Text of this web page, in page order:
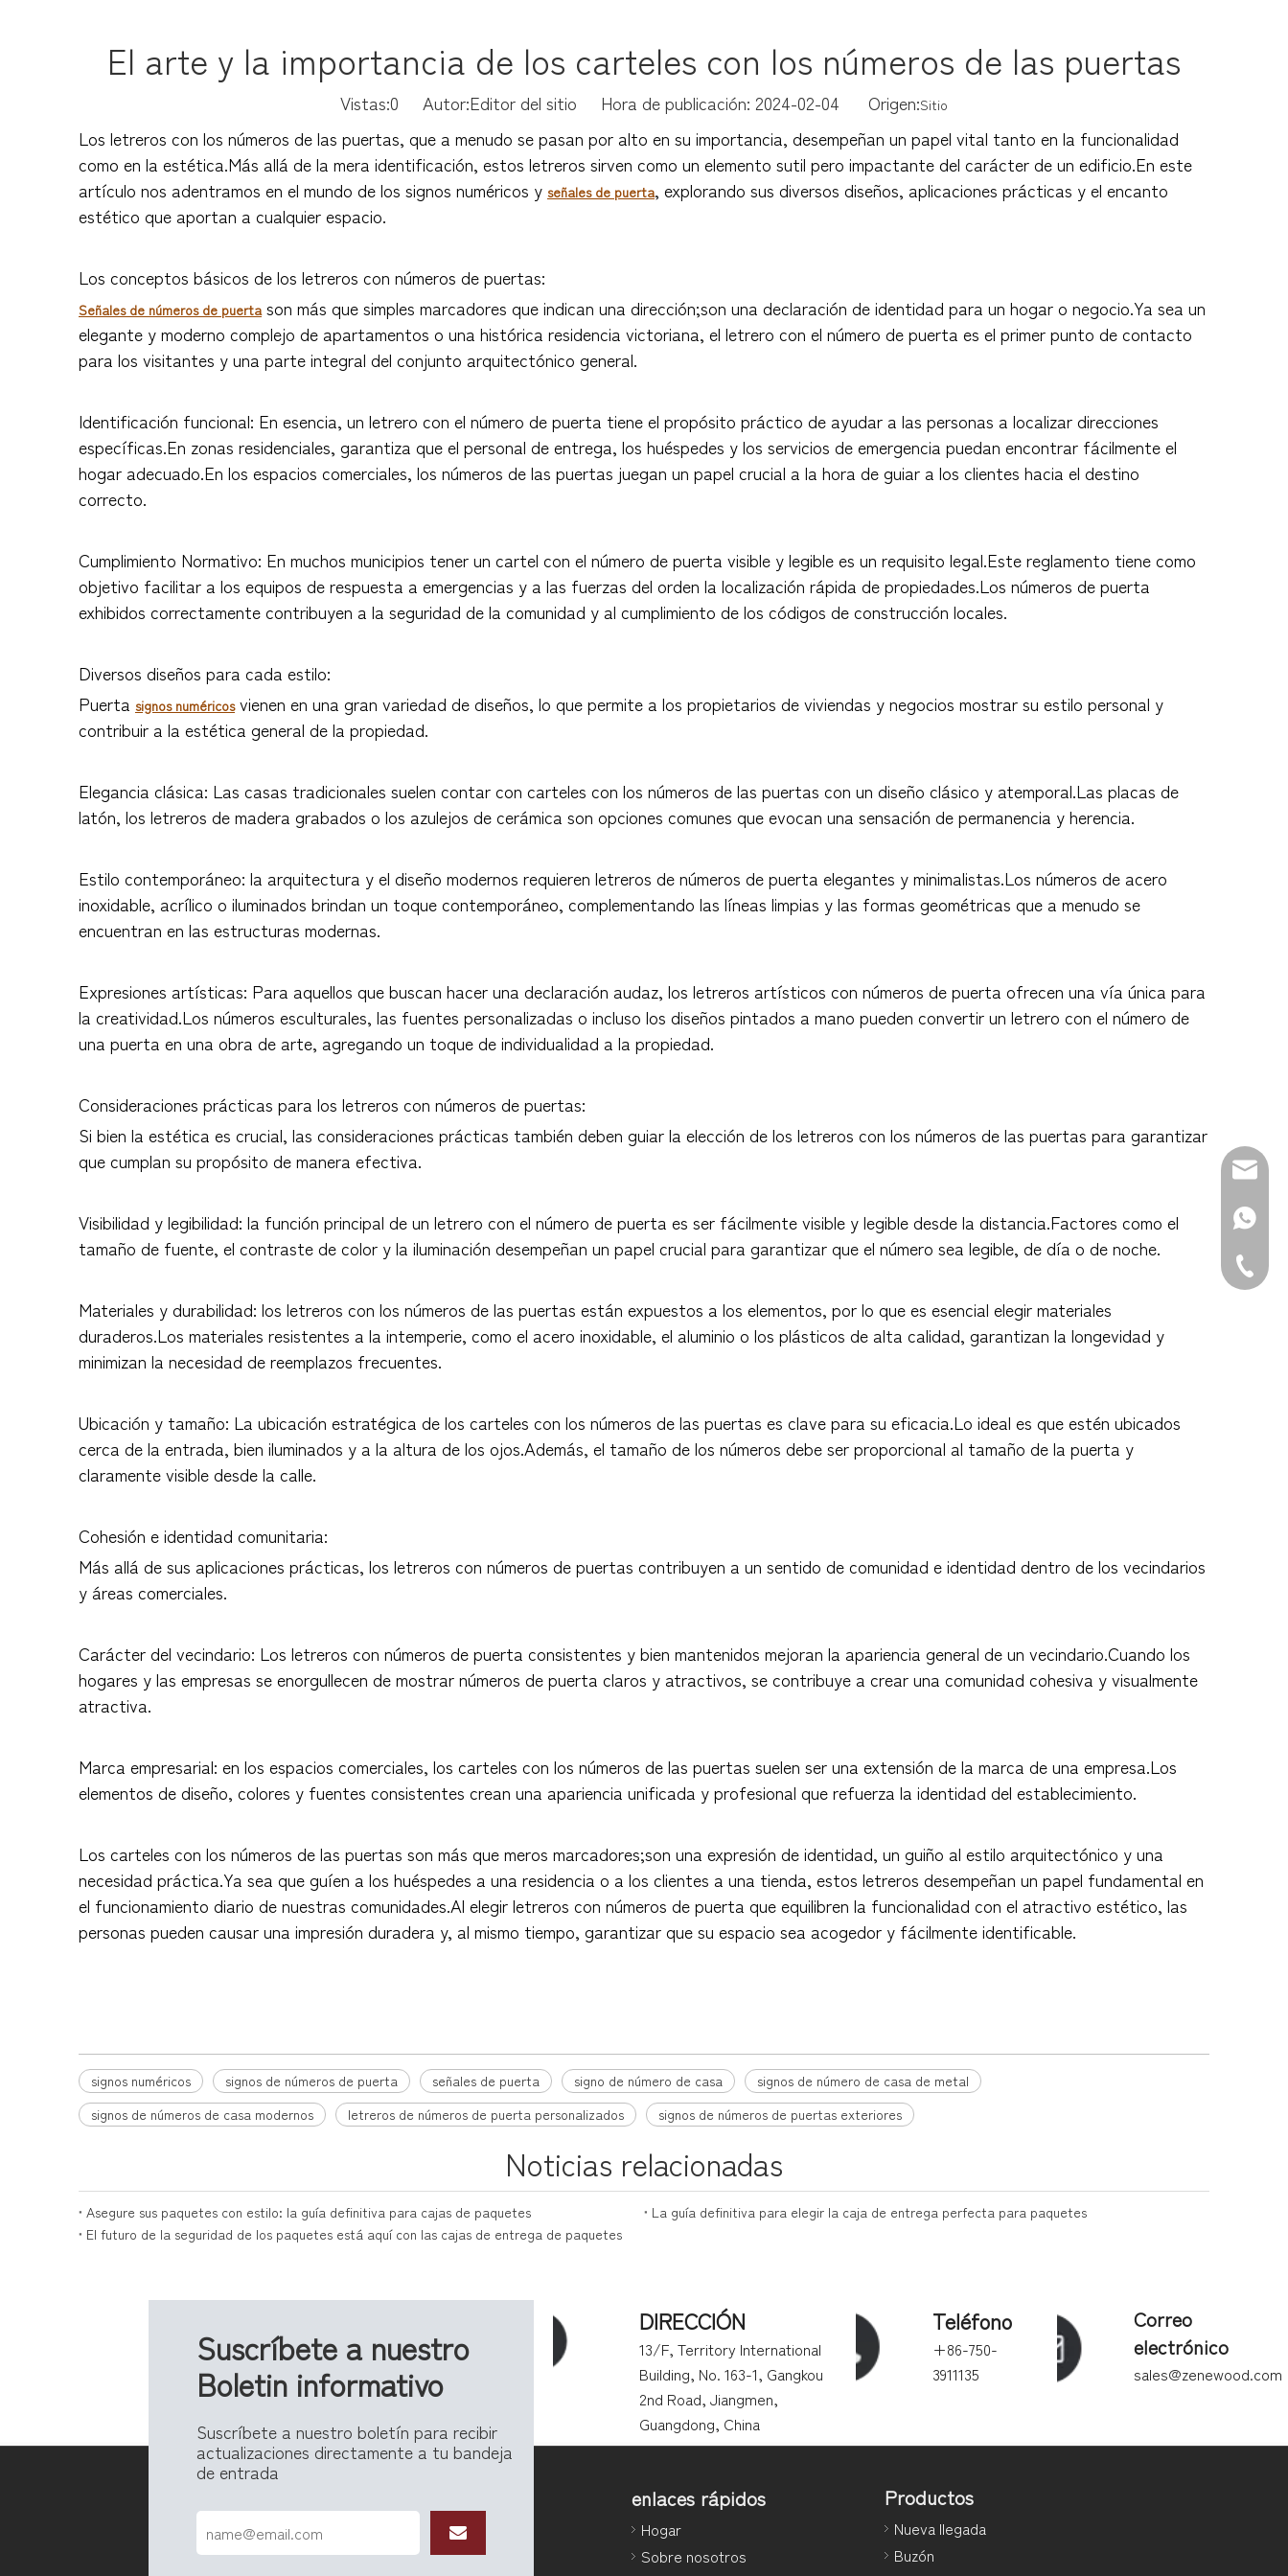
El arte y la importancia de los carteles con los números de las puertas
Vistas:0 Autor:Editor del sitio Hora de publicación: 2024-02-04 Origen:Sitio
Los letreros con los números de las puertas, que a menudo se pasan por alto en su importancia, desempeñan un papel vital tanto en la funcionalidad
como en la estética.Más allá de la mera identificación, estos letreros sirven como un elemento sutil pero impactante del carácter de un edificio.En este
artículo nos adentramos en el mundo de los signos numéricos y señales de puerta, explorando sus diversos diseños, aplicaciones prácticas y el encanto
estético que aportan a cualquier espacio.
Los conceptos básicos de los letreros con números de puertas:
Señales de números de puertason más que simples marcadores que indican una dirección;son una declaración de identidad para un hogar o negocio.Ya sea un
elegante y moderno complejo de apartamentos o una histórica residencia victoriana, el letrero con el número de puerta es el primer punto de contacto
para los visitantes y una parte integral del conjunto arquitectónico general.
Identificación funcional: En esencia, un letrero con el número de puerta tiene el propósito práctico de ayudar a las personas a localizar direcciones
específicas.En zonas residenciales, garantiza que el personal de entrega, los huéspedes y los servicios de emergencia puedan encontrar fácilmente el
hogar adecuado.En los espacios comerciales, los números de las puertas juegan un papel crucial a la hora de guiar a los clientes hacia el destino
correcto.
Cumplimiento Normativo: En muchos municipios tener un cartel con el número de puerta visible y legible es un requisito legal.Este reglamento tiene como
objetivo facilitar a los equipos de respuesta a emergencias y a las fuerzas del orden la localización rápida de propiedades.Los números de puerta
exhibidos correctamente contribuyen a la seguridad de la comunidad y al cumplimiento de los códigos de construcción locales.
Diversos diseños para cada estilo:
Puerta signos numéricosvienen en una gran variedad de diseños, lo que permite a los propietarios de viviendas y negocios mostrar su estilo personal y
contribuir a la estética general de la propiedad.
Elegancia clásica: Las casas tradicionales suelen contar con carteles con los números de las puertas con un diseño clásico y atemporal.Las placas de
latón, los letreros de madera grabados o los azulejos de cerámica son opciones comunes que evocan una sensación de permanencia y herencia.
Estilo contemporáneo: la arquitectura y el diseño modernos requieren letreros de números de puerta elegantes y minimalistas.Los números de acero
inoxidable, acrílico o iluminados brindan un toque contemporáneo, complementando las líneas limpias y las formas geométricas que a menudo se
encuentran en las estructuras modernas.
Expresiones artísticas: Para aquellos que buscan hacer una declaración audaz, los letreros artísticos con números de puerta ofrecen una vía única para
la creatividad.Los números esculturales, las fuentes personalizadas o incluso los diseños pintados a mano pueden convertir un letrero con el número de
una puerta en una obra de arte, agregando un toque de individualidad a la propiedad.
Consideraciones prácticas para los letreros con números de puertas:
Si bien la estética es crucial, las consideraciones prácticas también deben guiar la elección de los letreros con los números de las puertas para garantizar
que cumplan su propósito de manera efectiva.
Visibilidad y legibilidad: la función principal de un letrero con el número de puerta es ser fácilmente visible y legible desde la distancia.Factores como el
tamaño de fuente, el contraste de color y la iluminación desempeñan un papel crucial para garantizar que el número sea legible, de día o de noche.
Materiales y durabilidad: los letreros con los números de las puertas están expuestos a los elementos, por lo que es esencial elegir materiales
duraderos.Los materiales resistentes a la intemperie, como el acero inoxidable, el aluminio o los plásticos de alta calidad, garantizan la longevidad y
minimizan la necesidad de reemplazos frecuentes.
Ubicación y tamaño: La ubicación estratégica de los carteles con los números de las puertas es clave para su eficacia.Lo ideal es que estén ubicados
cerca de la entrada, bien iluminados y a la altura de los ojos.Además, el tamaño de los números debe ser proporcional al tamaño de la puerta y
claramente visible desde la calle.
Cohesión e identidad comunitaria:
Más allá de sus aplicaciones prácticas, los letreros con números de puertas contribuyen a un sentido de comunidad e identidad dentro de los vecindarios
y áreas comerciales.
Carácter del vecindario: Los letreros con números de puerta consistentes y bien mantenidos mejoran la apariencia general de un vecindario.Cuando los
hogares y las empresas se enorgullecen de mostrar números de puerta claros y atractivos, se contribuye a crear una comunidad cohesiva y visualmente
atractiva.
Marca empresarial: en los espacios comerciales, los carteles con los números de las puertas suelen ser una extensión de la marca de una empresa.Los
elementos de diseño, colores y fuentes consistentes crean una apariencia unificada y profesional que refuerza la identidad del establecimiento.
Los carteles con los números de las puertas son más que meros marcadores;son una expresión de identidad, un guiño al estilo arquitectónico y una
necesidad práctica.Ya sea que guíen a los huéspedes a una residencia o a los clientes a una tienda, estos letreros desempeñan un papel fundamental en
el funcionamiento diario de nuestras comunidades.Al elegir letreros con números de puerta que equilibren la funcionalidad con el atractivo estético, las
personas pueden causar una impresión duradera y, al mismo tiempo, garantizar que su espacio sea acogedor y fácilmente identificable.
signos numéricos signos de números de puerta señales de puerta signo de número de casa
signos de número de casa de metal
signos de números de casa modernos
letreros de números de puerta personalizados signos de números de puertas exteriores
Noticias relacionadas
Asegure sus paquetes con estilo: la guía definitiva para cajas de paquetes
La guía definitiva para elegir la caja de entrega perfecta para paquetes
El futuro de la seguridad de los paquetes está aquí con las cajas de entrega de paquetes
Suscríbete a nuestro
Boletin informativo
Suscríbete a nuestro boletín para recibir
actualizaciones directamente a tu bandeja
de entrada
DIRECCIÓN
13/F, Territory International
Building, No. 163-1, Gangkou
2nd Road, Jiangmen,
Guangdong, China
enlaces rápidos
Hogar
Sobre nosotros
Teléfono
+86-750-
3911135
Productos
Nueva llegada
Buzón
Correo
electrónico
sales@zenewood.com
Correo